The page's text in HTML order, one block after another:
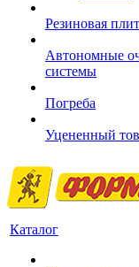
Резиновая
Автономные
системы
Погреба
Уцененный
Каталог